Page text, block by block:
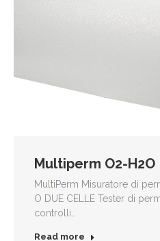
Multiperm O2-H2O
MultiPerm Misuratore di
O DUE CELLE Tester di
controlli…
Read more